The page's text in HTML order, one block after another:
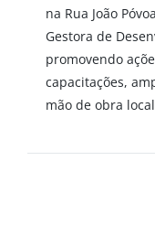
na Rua João
Gestora de
promovendo
capacitações,
mão de obra